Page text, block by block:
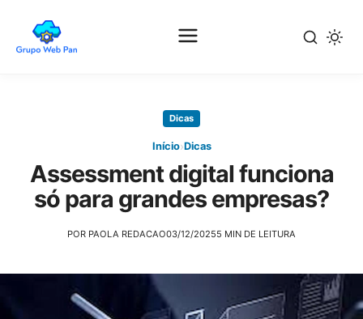
principal
Dicas
Início›Dicas
Assessment digital funciona
só para grandes empresas?
POR PAOLA REDACAO03/12/20255 MIN DE LEITURA